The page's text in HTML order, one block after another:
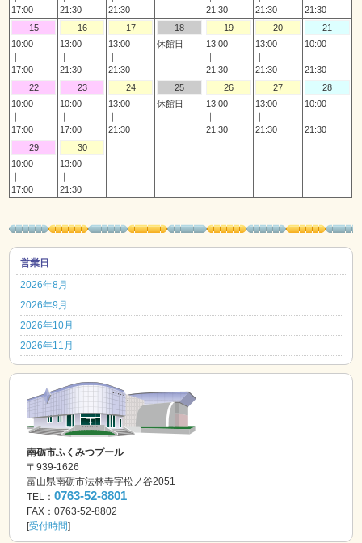
17:00
21:30
21:30
21:30
21:30
21:30
15
10:00
｜
17:00
16
13:00
｜
21:30
17
13:00
｜
21:30
18
休館日
19
13:00
｜
21:30
20
13:00
｜
21:30
21
10:00
｜
21:30
22
10:00
｜
17:00
23
10:00
｜
17:00
24
13:00
｜
21:30
25
休館日
26
13:00
｜
21:30
27
13:00
｜
21:30
28
10:00
｜
21:30
29
10:00
｜
17:00
30
13:00
｜
21:30
営業日
2026年8月
2026年9月
2026年10月
2026年11月
南砺市ふくみつプール
〒939-1626
富山県南砺市法林寺字松ノ谷2051
TEL：0763-52-8801
FAX：0763-52-8802
[受付時間]